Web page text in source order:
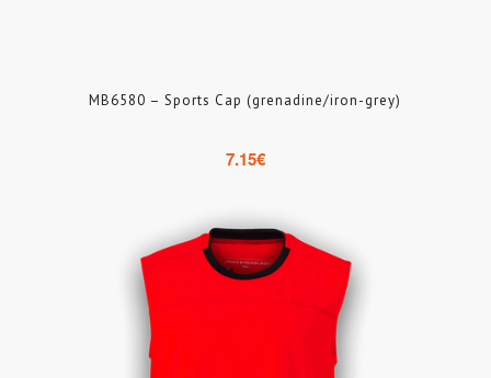
MB6580 – Sports Cap (grenadine/iron-grey)
7.15€